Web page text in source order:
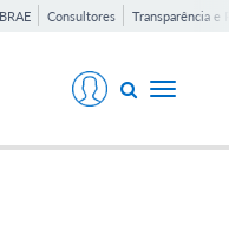
Consultores Transparência e
Toggle